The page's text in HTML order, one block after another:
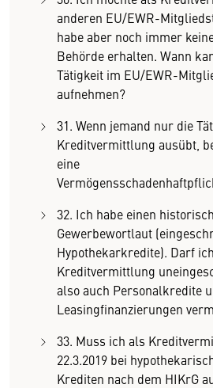
anderen EU/EWR-
habe aber noch immer
Behörde erhalten. Wann
Tätigkeit im EU/EWR-
aufnehmen?
31. Wenn jemand nur die
Kreditvermittlung ausübt,
eine
32. Ich habe einen
Gewerbewortlaut
Hypothekarkredite). Darf
Kreditvermittlung
also auch Personalkredite
Leasingfinanzierungen
33. Muss ich als
22.3.2019 bei
Krediten nach dem HIKrG